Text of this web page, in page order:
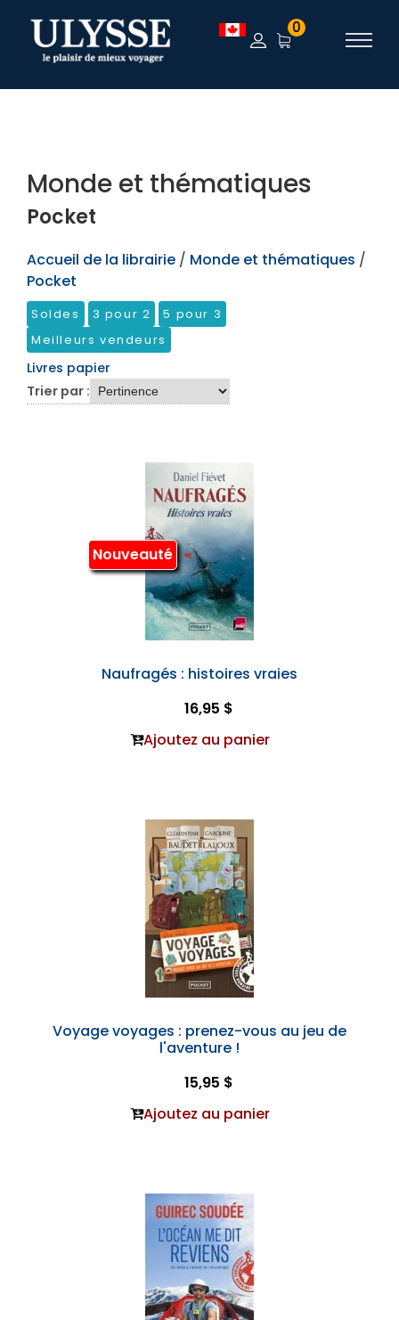
TEST 0
Monde et thématiques
Pocket
Accueil de la librairie / Monde et thématiques /
Pocket
Soldes 3 pour 2
5 pour 3
Meilleurs vendeurs
Livres papier
Trier par :
Nouveauté
Naufragés : histoires vraies
16,95 $
Ajoutez au panier
Voyage voyages : prenez-vous au jeu de
l'aventure !
15,95 $
Ajoutez au panier